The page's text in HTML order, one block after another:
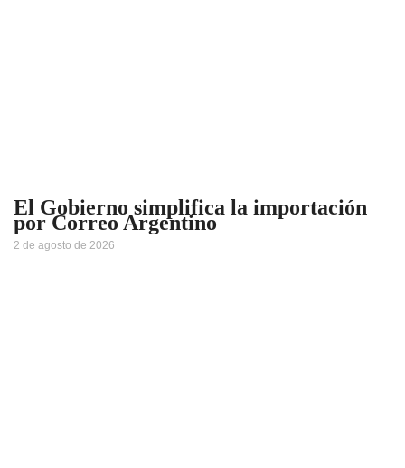
El Gobierno simplifica la importación
por Correo Argentino
2 de agosto de 2026